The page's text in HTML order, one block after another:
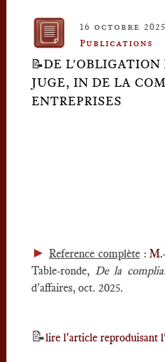
16 octobre 2025
Publications
📝DE
JUGE, IN DE LA
ENTREPRISES
► Reference complète:
Table-ronde, De la
d'affaires, oct. 2025.
📝lire l'article reproduisant